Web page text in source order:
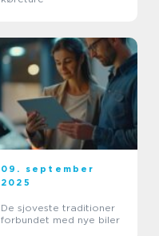
09. september
2025
De sjoveste traditioner
forbundet med nye biler